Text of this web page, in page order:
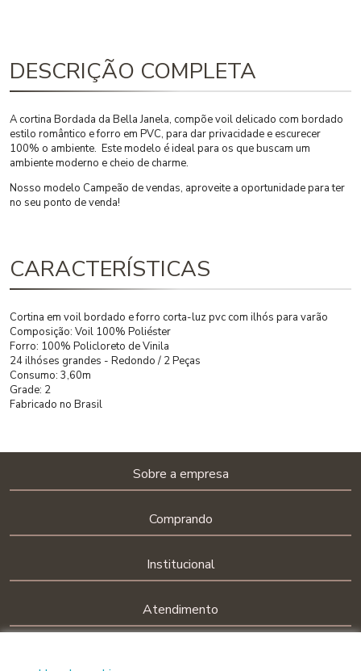
DESCRIÇÃO COMPLETA
A cortina Bordada da Bella Janela, compõe voil delicado com bordado
estilo romântico e forro em PVC, para dar privacidade e escurecer
100% o ambiente. Este modelo é ideal para os que buscam um
ambiente moderno e cheio de charme.
Nosso modelo Campeão de vendas, aproveite a oportunidade para ter
no seu ponto de venda!
CARACTERÍSTICAS
Cortina em voil bordado e forro corta-luz pvc com ilhós para varão
Composição: Voil 100% Poliéster
Forro: 100% Policloreto de Vinila
24 ilhóses grandes - Redondo / 2 Peças
Consumo: 3,60m
Grade: 2
Fabricado no Brasil
Sobre a empresa
Comprando
Institucional
Atendimento